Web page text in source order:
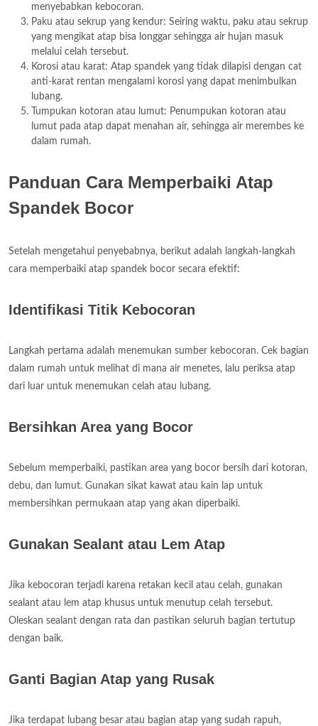
menyebabkan kebocoran.
Paku atau sekrup yang kendur: Seiring waktu, paku atau sekrup
yang mengikat atap bisa longgar sehingga air hujan masuk
melalui celah tersebut.
Korosi atau karat: Atap spandek yang tidak dilapisi dengan cat
anti-karat rentan mengalami korosi yang dapat menimbulkan
lubang.
Tumpukan kotoran atau lumut: Penumpukan kotoran atau
lumut pada atap dapat menahan air, sehingga air merembes ke
dalam rumah.
Panduan Cara Memperbaiki Atap
Spandek Bocor
Setelah mengetahui penyebabnya, berikut adalah langkah-langkah
cara memperbaiki atap spandek bocor secara efektif:
Identifikasi Titik Kebocoran
Langkah pertama adalah menemukan sumber kebocoran. Cek bagian
dalam rumah untuk melihat di mana air menetes, lalu periksa atap
dari luar untuk menemukan celah atau lubang.
Bersihkan Area yang Bocor
Sebelum memperbaiki, pastikan area yang bocor bersih dari kotoran,
debu, dan lumut. Gunakan sikat kawat atau kain lap untuk
membersihkan permukaan atap yang akan diperbaiki.
Gunakan Sealant atau Lem Atap
Jika kebocoran terjadi karena retakan kecil atau celah, gunakan
sealant atau lem atap khusus untuk menutup celah tersebut.
Oleskan sealant dengan rata dan pastikan seluruh bagian tertutup
dengan baik.
Ganti Bagian Atap yang Rusak
Jika terdapat lubang besar atau bagian atap yang sudah rapuh,